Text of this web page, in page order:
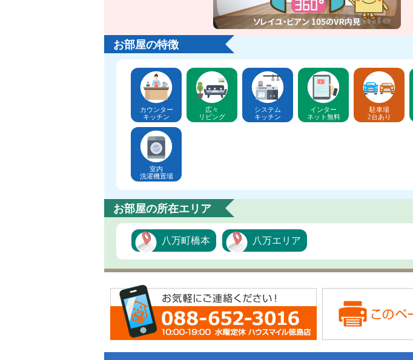
お部屋の特徴
カウンター
キッチン
広々
リビング
システム
キッチン
インター
ネット無料
駐車場
2台あり
室内
洗濯機置場
お部屋の所在エリア
八万町橋本 八万エリア